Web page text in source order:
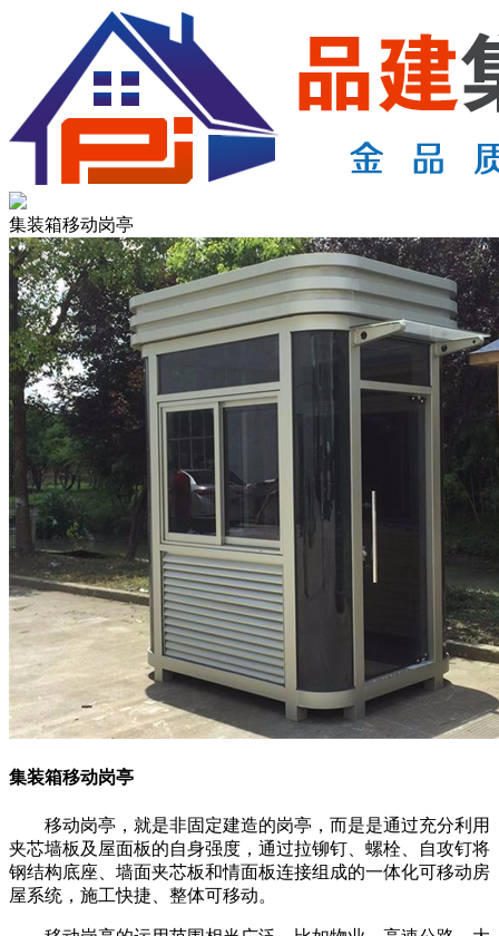
集装箱移动岗亭
集装箱移动岗亭
移动岗亭，就是非固定建造的岗亭，而是是通过充分利用
夹芯墙板及屋面板的自身强度，通过拉铆钉、螺栓、自攻钉将
钢结构底座、墙面夹芯板和情面板连接组成的一体化可移动房
屋系统，施工快捷、整体可移动。